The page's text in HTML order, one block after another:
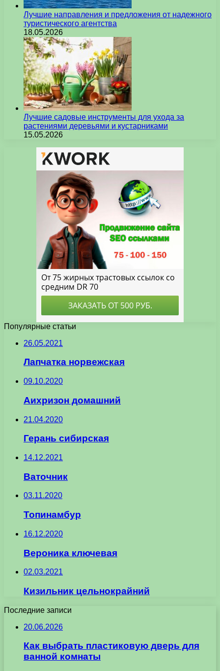
Лучшие направления и предложения от надежного
туристического агентства
18.05.2026
Лучшие садовые инструменты для ухода за
растениями деревьями и кустарниками
15.05.2026
Популярные статьи
26.05.2021
Лапчатка норвежская
09.10.2020
Аихризон домашний
21.04.2020
Герань сибирская
14.12.2021
Ваточник
03.11.2020
Топинамбур
16.12.2020
Вероника ключевая
02.03.2021
Кизильник цельнокрайний
Последние записи
20.06.2026
Как выбрать пластиковую дверь для
ванной комнаты